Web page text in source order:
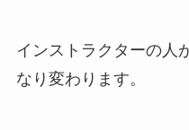
インストラクターの人
なり変わります。